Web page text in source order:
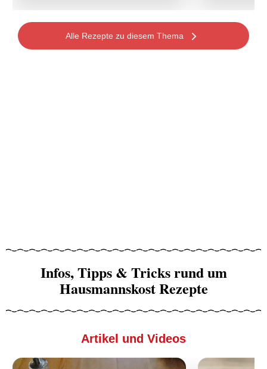
Alle Rezepte zu diesem Thema
Infos, Tipps & Tricks rund um
Hausmannskost Rezepte
Artikel und Videos